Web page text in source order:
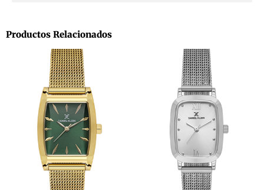
Productos Relacionados